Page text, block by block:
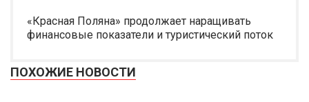
«Красная Поляна» продолжает наращивать
финансовые показатели и туристический поток
ПОХОЖИЕ НОВОСТИ